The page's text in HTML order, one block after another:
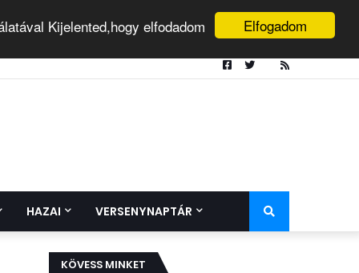
Elfogadom
Kijelented,hogy elfodadom
HAZAI VERSENYNAPTÁR
KÖVESS MINKET